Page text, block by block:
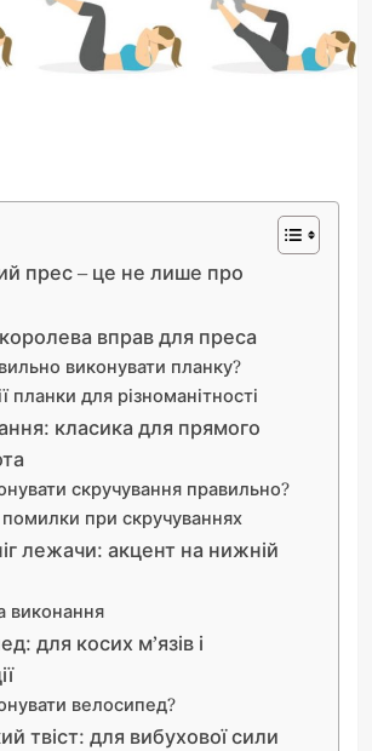
прес – це не лише про
вправ для преса
виконувати планку?
планки для різноманітності
класика для прямого
скручування правильно?
помилки при скручуваннях
лежачи: акцент на нижній
виконання
для косих м’язів і
велосипед?
твіст: для вибухової сили